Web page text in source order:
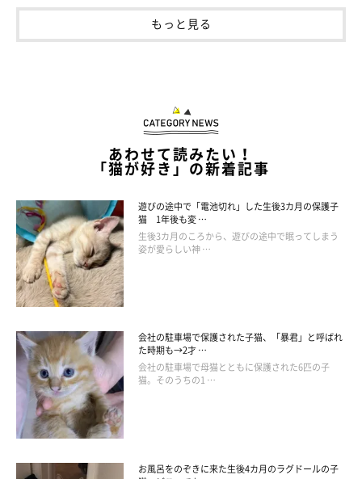
もっと見る
あわせて読みたい！
「猫が好き」の新着記事
遊びの途中で「電池切れ」した生後3カ月の保護子
猫 1年後も変 …
生後3カ月のころから、遊びの途中で眠ってしまう
姿が愛らしい神 …
会社の駐車場で保護された子猫、「暴君」と呼ばれ
た時期も→2才 …
会社の駐車場で母猫とともに保護された6匹の子
猫。そのうちの1 …
お風呂をのぞきに来た生後4カ月のラグドールの子